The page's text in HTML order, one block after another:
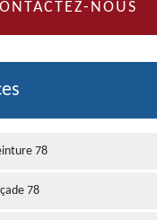
NOUS
78
78